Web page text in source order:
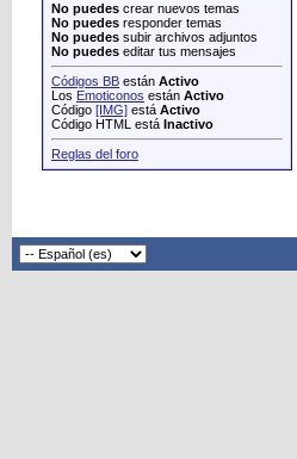
No puedes crear nuevos temas
No puedes responder temas
No puedes subir archivos adjuntos
No puedes editar tus mensajes
Códigos BB están Activo
Los Emoticonos están Activo
Código [IMG] está Activo
Código HTML está Inactivo
Reglas del foro